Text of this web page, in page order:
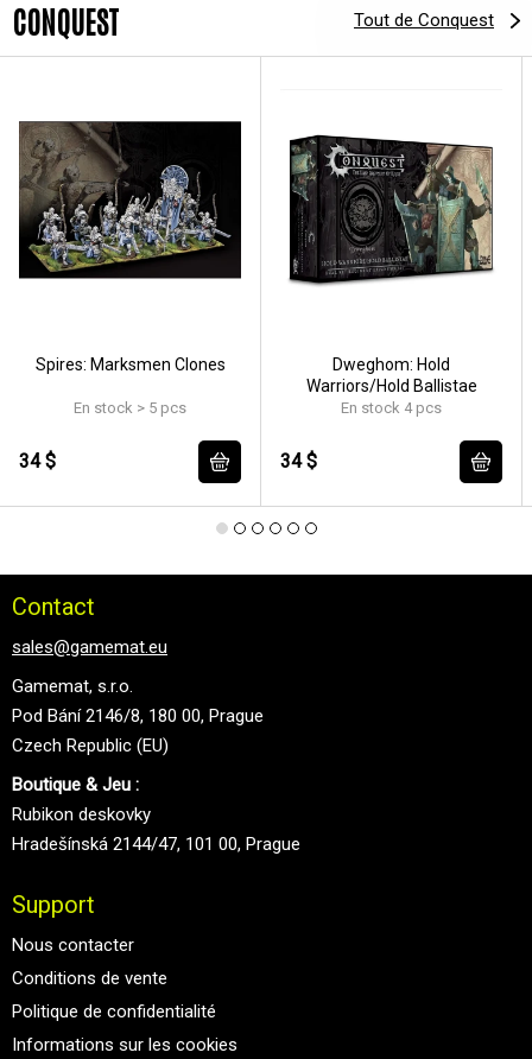
CONQUEST Tout de Conquest
Spires: Marksmen Clones
En stock > 5 pcs
34 $
Dweghom: Hold
Warriors/Hold Ballistae
En stock 4 pcs
34 $
Contact
sales@gamemat.eu
Gamemat, s.r.o.
Pod Bání 2146/8, 180 00, Prague
Czech Republic (EU)
Boutique & Jeu :
Rubikon deskovky
Hradešínská 2144/47, 101 00, Prague
Support
Nous contacter
Conditions de vente
Politique de confidentialité
Informations sur les cookies